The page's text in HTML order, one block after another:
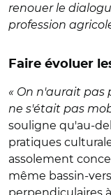
renouer le
profession
Faire évoluer
« On n'aurait pas
ne s'était pas
souligne qu'au-
pratiques
assolement
même bassin-
perpendiculaires